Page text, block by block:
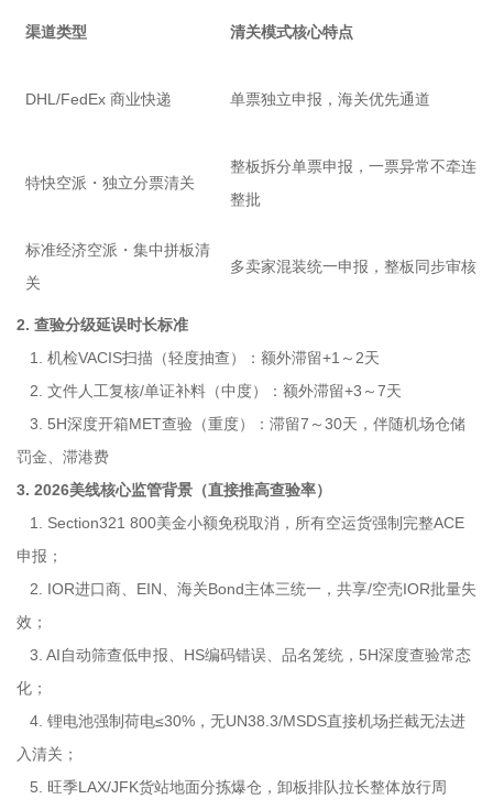
渠道类型 清关模式核心特点
DHL/FedEx 商业快递 单票独立申报，海关优先通道
特快空派・独立分票清关
整板拆分单票申报，一票异常不牵连
整批
标准经济空派・集中拼板清
关
多卖家混装统一申报，整板同步审核
2. 查验分级延误时长标准
1. 机检VACIS扫描（轻度抽查）：额外滞留+1～2天
2. 文件人工复核/单证补料（中度）：额外滞留+3～7天
3. 5H深度开箱MET查验（重度）：滞留7～30天，伴随机场仓储
罚金、滞港费
3. 2026美线核心监管背景（直接推高查验率）
1. Section321 800美金小额免税取消，所有空运货强制完整ACE
申报；
2. IOR进口商、EIN、海关Bond主体三统一，共享/空壳IOR批量失
效；
3. AI自动筛查低申报、HS编码错误、品名笼统，5H深度查验常态
化；
4. 锂电池强制荷电≤30%，无UN38.3/MSDS直接机场拦截无法进
入清关；
5. 旺季LAX/JFK货站地面分拣爆仓，卸板排队拉长整体放行周